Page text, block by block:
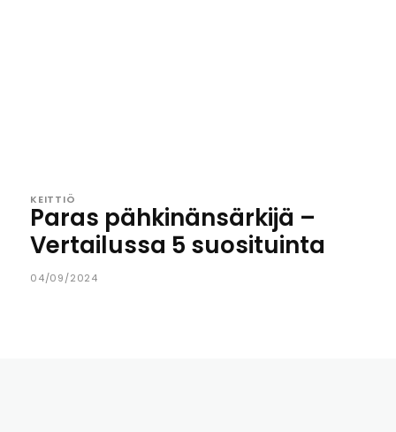
KEITTIÖ
Paras pähkinänsärkijä –
Vertailussa 5 suosituinta
04/09/2024